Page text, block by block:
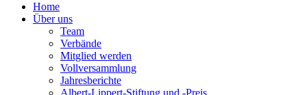
Home
Über uns
Team
Verbände
Mitglied werden
Vollversammlung
Jahresberichte
Albert-Lippert-Stiftung und -Preis